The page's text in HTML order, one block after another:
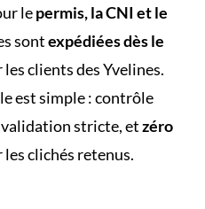
lepermis, la CNI et le
sontexpédiées dès le
clients des Yvelines.
est simple : contrôle
stricte, etzéro
les clichés retenus.